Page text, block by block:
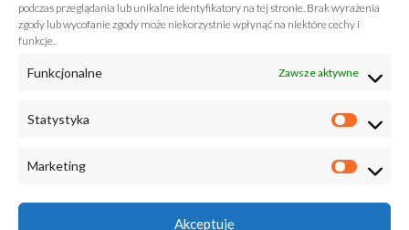
podczas przeglądania lub unikalne identyfikatory na tej stronie. Brak wyrażenia
zgody lub wycofanie zgody może niekorzystnie wpłynąć na niektóre cechy i
funkcje.
Funkcjonalne Zawsze aktywne
Statystyka
Marketing
Akceptuję
Bezpieczeństwo zgodne z GPSR (General Product Safety
+48 22 733 50 01